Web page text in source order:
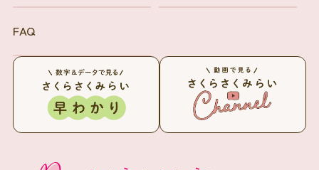
FAQ